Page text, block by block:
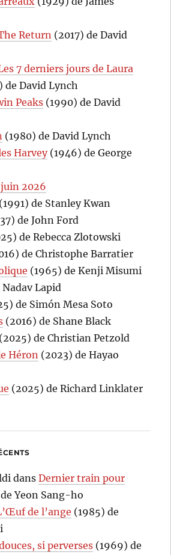
Return (2017) de David
7 derniers jours de Laura
de David Lynch
Peaks (1990) de David
(1980) de David Lynch
Harvey(1946) de George
2026
(1991) de Stanley Kwan
de John Ford
de Rebecca Zlotowski
de Christophe Barratier
(1965) de Kenji Misumi
Lapid
de Simón Mesa Soto
(2016) de Shane Black
(2025) de Christian Petzold
Héron (2023) de Hayao
(2025) de Richard Linklater
dansDernier train pour
Yeon Sang-ho
de l’ange (1985) de
si perverses (1969) de